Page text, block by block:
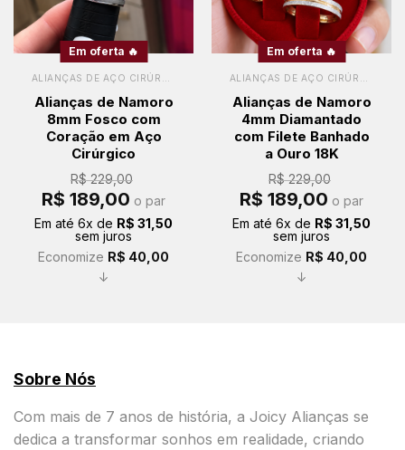
Em oferta 🔥
Alianças de Namoro
8mm Fosco com
Coração em Aço
Cirúrgico
R$229,00
O
preço
era:
R$ 229,00.
R$ 189,00 preço
é:
R$ 189,00.
o par
Em até 6x de R$ 31,50
sem juros
Economize R$ 40,00
↓
Em oferta 🔥
Alianças de Namoro
4mm Diamantado
com Filete Banhado
a Ouro 18K
R$229,00
O
preço
era:
R$ 229,00.
R$ 189,00 preço
é:
R$ 189,00.
o par
Em até 6x de R$ 31,50
sem juros
Economize R$ 40,00
↓
Sobre Nós
Com mais de 7 anos de história, a Joicy Alianças se
dedica a transformar sonhos em realidade, criando